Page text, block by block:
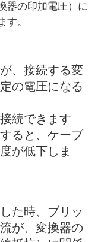
器の印加電圧）に
。
、接続する変
の電圧になる
続できます
ると、ケーブ
が低下しま
た時、ブリッ
が、変換器の